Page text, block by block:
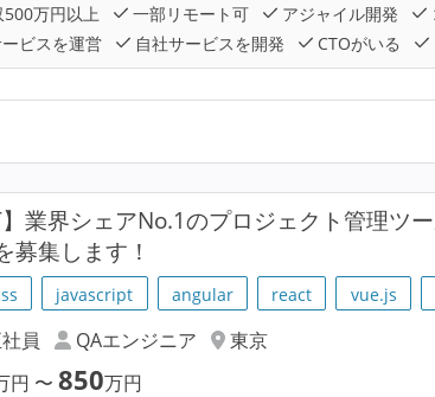
万円以上 一部リモート可 アジャイル開発
ビスを運営
自社サービスを開発 CTOがいる
】業界シェアNo.1のプロジェクト管理ツ
募集します！
javascript angular react vue.js
員 QAエンジニア
東京
円 〜850万円